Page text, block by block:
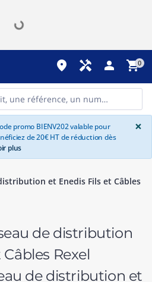
place handyman person shopping_cart0
promo BIENV202 valable pour
de 20€ HT de réduction dès
plus
×
et Enedis Fils et Câbles
de distribution et